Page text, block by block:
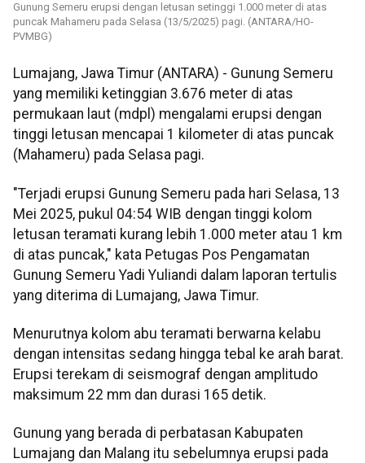
Gunung Semeru erupsi dengan letusan setinggi 1.000 meter di atas
puncak Mahameru pada Selasa (13/5/2025) pagi. (ANTARA/HO-
PVMBG)
Lumajang, Jawa Timur (ANTARA) - Gunung Semeru
yang memiliki ketinggian 3.676 meter di atas
permukaan laut (mdpl) mengalami erupsi dengan
tinggi letusan mencapai 1 kilometer di atas puncak
(Mahameru) pada Selasa pagi.
"Terjadi erupsi Gunung Semeru pada hari Selasa, 13
Mei 2025, pukul 04:54 WIB dengan tinggi kolom
letusan teramati kurang lebih 1.000 meter atau 1 km
di atas puncak," kata Petugas Pos Pengamatan
Gunung Semeru Yadi Yuliandi dalam laporan tertulis
yang diterima di Lumajang, Jawa Timur.
Menurutnya kolom abu teramati berwarna kelabu
dengan intensitas sedang hingga tebal ke arah barat.
Erupsi terekam di seismograf dengan amplitudo
maksimum 22 mm dan durasi 165 detik.
Gunung yang berada di perbatasan Kabupaten
Lumajang dan Malang itu sebelumnya erupsi pada